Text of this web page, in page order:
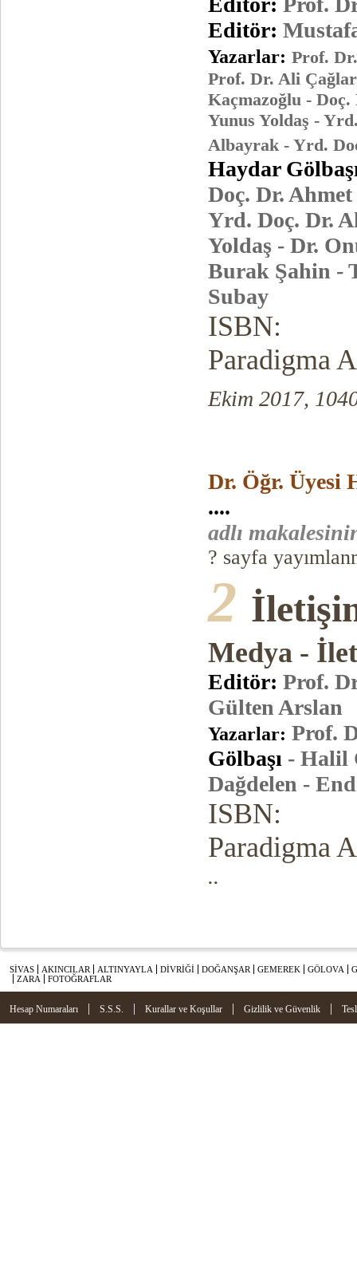
Editör:
Yazarlar: Prof.
Prof. Dr. Ali
Kaçmazoğlu -
Yunus Yoldaş -
Albayrak - Yrd.
Haydar
Doç. Dr.
Yrd. Doç. Dr.
Yoldaş - Dr.
Burak Şahin -
Subay
ISBN:
Paradigma
Ekim 2017,
Dr. Öğr. Üyesi
....
adlı
? sayfa
2
Medya -
Editör: Prof.
Gülten Arslan
Yazarlar: Prof.
Gölbaşı - Halil
Dağdelen -
ISBN:
Paradigma
..
SİVAS AKINCILAR ALTINYAYLA DİVRİĞİ DOĞANŞAR GEMEREK GÖLOVA
ZARA
FOTOĞRAFLAR
Hesap Numaraları | S.S.S. | Kurallar ve Koşullar | Gizlilik ve Güvenlik |